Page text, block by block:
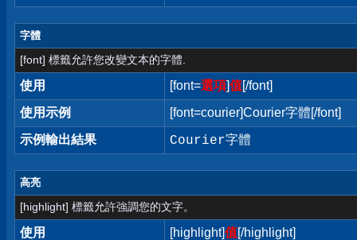
字體
[font] 標籤允許您改變文本的字體.
使用 [font=選項]值[/font]
使用示例
[font=courier]Courier字體[/font]
示例輸出結果
Courier字體
高亮
[highlight] 標籤允許強調您的文字。
使用 [highlight]值[/highlight]